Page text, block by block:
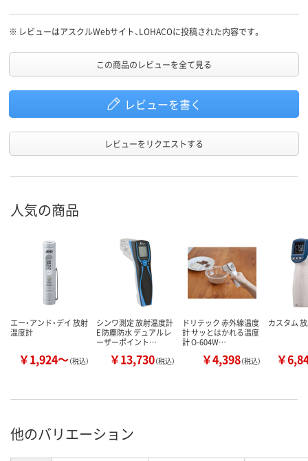
※ レビューはアスクルWebサイト、LOHACOに投稿された内容です。
この商品のレビューを全て見る
レビューを書く
レビューをリクエストする
人気の商品
エー・アンド・デイ 放射
温度計
￥1,924～（税込）
シンワ測定 放射温度計
E 防塵防水 デュアルレ
ーザーポイント…
￥13,730（税込）
ドリテック 赤外線温度
計 サッとはかれる温度
計 O-604W…
￥4,398（税込）
カスタム
￥
他のバリエーション